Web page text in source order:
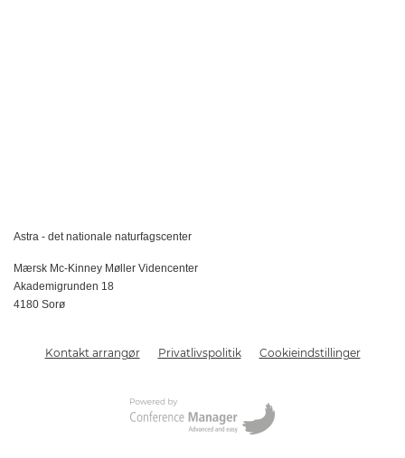
Astra - det nationale naturfagscenter
Mærsk Mc-Kinney Møller Videncenter
Akademigrunden 18
4180 Sorø
Kontakt arrangør Privatlivspolitik Cookieindstillinger